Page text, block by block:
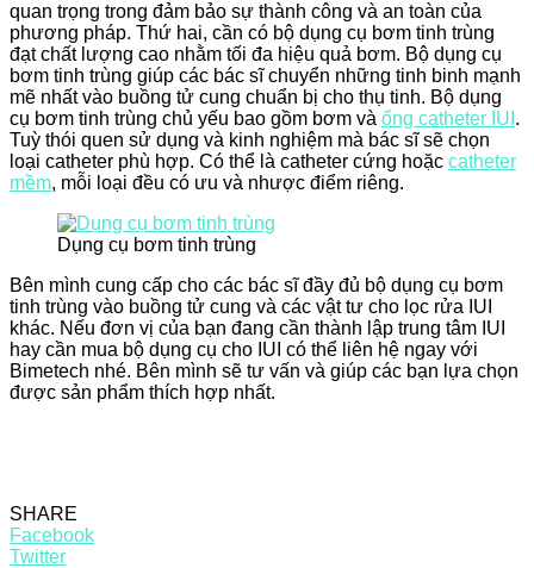
quan trọng trong đảm bảo sự thành công và an toàn của
phương pháp. Thứ hai, cần có bộ dụng cụ bơm tinh trùng
đạt chất lượng cao nhằm tối đa hiệu quả bơm. Bộ dụng cụ
bơm tinh trùng giúp các bác sĩ chuyển những tinh binh mạnh
mẽ nhất vào buồng tử cung chuẩn bị cho thụ tinh. Bộ dụng
cụ bơm tinh trùng chủ yếu bao gồm bơm và ống catheter IUI .
Tuỳ thói quen sử dụng và kinh nghiệm mà bác sĩ sẽ chọn
loại catheter phù hợp. Có thể là catheter cứng hoặc catheter
mềm, mỗi loại đều có ưu và nhược điểm riêng.
Dụng cụ bơm tinh trùng
Bên mình cung cấp cho các bác sĩ đầy đủ bộ dụng cụ bơm
tinh trùng vào buồng tử cung và các vật tư cho lọc rửa IUI
khác. Nếu đơn vị của bạn đang cần thành lập trung tâm IUI
hay cần mua bộ dụng cụ cho IUI có thể liên hệ ngay với
Bimetech nhé. Bên mình sẽ tư vấn và giúp các bạn lựa chọn
được sản phẩm thích hợp nhất.
SHARE
Facebook
Twitter